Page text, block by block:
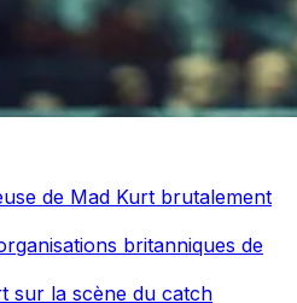
de Mad Kurt brutalement
britanniques de
sur la scène du catch